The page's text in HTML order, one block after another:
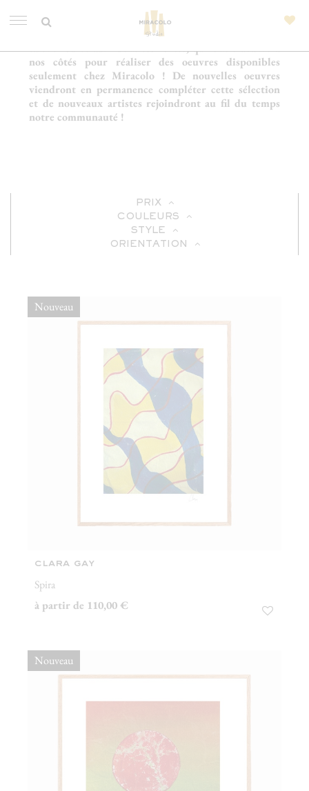
Nous avons déniché des artistes du monde entier, au
talent fou et aux identités fortes, qui ont travaillé à
nos côtés pour réaliser des oeuvres disponibles
seulement chez Miracolo ! De nouvelles oeuvres
viendront en permanence compléter cette sélection
et de nouveaux artistes rejoindront au fil du temps
notre communauté !
PRIX
COULEURS
STYLE
ORIENTATION
Nouveau
clara gay
Spira
à partir de 110,00 €
Nouveau